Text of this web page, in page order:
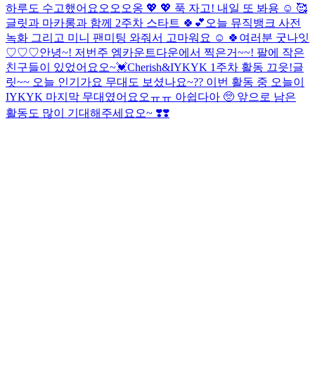
하루도 수고했어요오오오옹 💖 💖 푹 자고! 내일 또 봐용 ☺️ 🥰
글릿과 마카롱과 함께 2주차 스타트 🍀💕 오늘 뮤직뱅크 사전
녹화 그리고 미니 팬미팅 와줘서 고마워요 ☺️ 🍀 여러분 굿나잇
♡♡♡안녕~! 저번주 엠카운트다운에서 찍은거~~! 팔에 작은
친구들이 있었어요오~💓Cherish&IYKYK 1주차 활동 끄읏!글
릿~~ 오늘 인기가요 무대도 보셨나요~?? 이번 활동 중 오늘이
IYKYK 마지막 무대였어요오ㅠㅠ 아쉽다아 🥺 앞으로 남은
활동도 많이 기대해주세요오~ ❣️❣️